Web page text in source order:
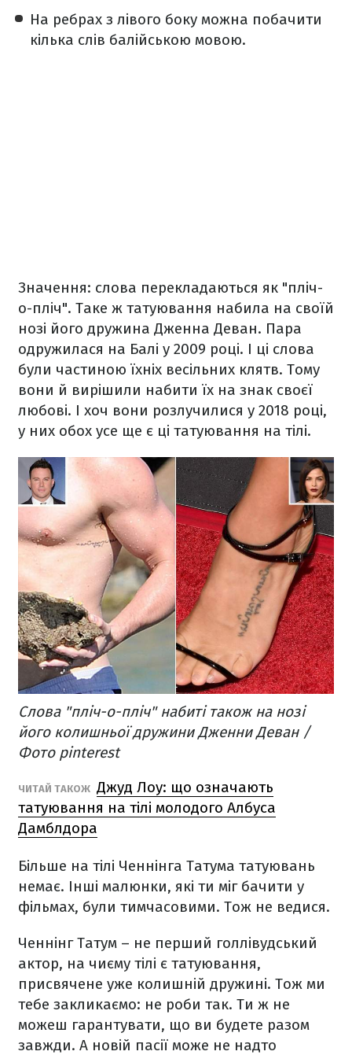
На ребрах з лівого боку можна побачити
кілька слів балійською мовою.
Значення: слова перекладаються як "пліч-
о-пліч". Таке ж татуювання набила на своїй
нозі його дружина Дженна Деван. Пара
одружилася на Балі у 2009 році. І ці слова
були частиною їхніх весільних клятв. Тому
вони й вирішили набити їх на знак своєї
любові. І хоч вони розлучилися у 2018 році,
у них обох усе ще є ці татуювання на тілі.
Слова "пліч-о-пліч" набиті також на нозі
його колишньої дружини Дженни Деван /
Фото pinterest
ЧИТАЙ ТАКОЖ Джуд Лоу: що означають
татуювання на тілі молодого Албуса
Дамблдора
Більше на тілі Ченнінга Татума татуювань
немає. Інші малюнки, які ти міг бачити у
фільмах, були тимчасовими. Тож не ведися.
Ченнінг Татум – не перший голлівудський
актор, на чиєму тілі є татуювання,
присвячене уже колишній дружині. Тож ми
тебе закликаємо: не роби так. Ти ж не
можеш гарантувати, що ви будете разом
завжди. А новій пасії може не надто